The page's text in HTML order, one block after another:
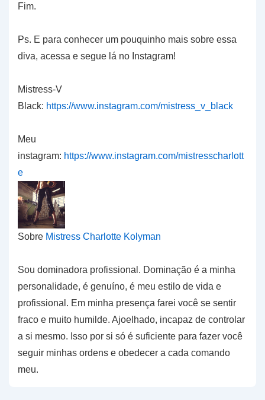
Fim.
Ps. E para conhecer um pouquinho mais sobre essa
diva, acessa e segue lá no Instagram!
Mistress-V
Black: https://www.instagram.com/mistress_v_black
Meu
instagram: https://www.instagram.com/mistresscharlott
e
Sobre Mistress Charlotte Kolyman
Sou dominadora profissional. Dominação é a minha
personalidade, é genuíno, é meu estilo de vida e
profissional. Em minha presença farei você se sentir
fraco e muito humilde. Ajoelhado, incapaz de controlar
a si mesmo. Isso por si só é suficiente para fazer você
seguir minhas ordens e obedecer a cada comando
meu.